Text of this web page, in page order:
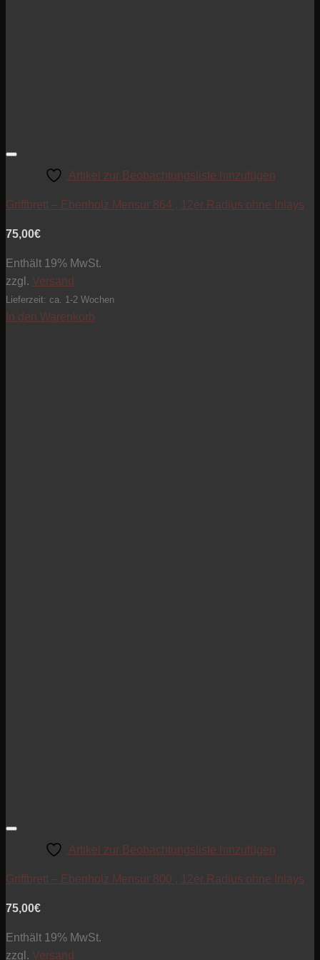
Artikel zur Beobachtungsliste hinzufügen
Griffbrett – Ebenholz Mensur 864 , 12ér Radius ohne Inlays
75,00€
Enthält 19% MwSt.
zzgl. Versand
Lieferzeit: ca. 1-2 Wochen
In den Warenkorb
Artikel zur Beobachtungsliste hinzufügen
Griffbrett – Ebenholz Mensur 800 , 12ér Radius ohne Inlays
75,00€
Enthält 19% MwSt.
zzgl. Versand